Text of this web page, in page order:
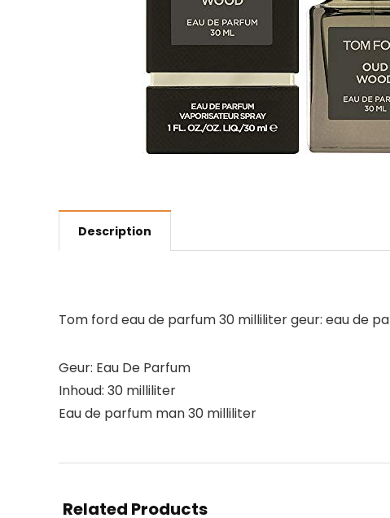
Description
Tom ford eau de parfum 30 milliliter geur: eau de
Geur: Eau De Parfum
Inhoud: 30 milliliter
Eau de parfum man 30 milliliter
Related Products